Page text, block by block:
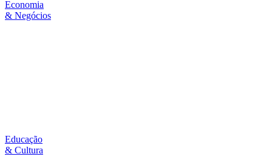
Economia
& Negócios
Educação
& Cultura